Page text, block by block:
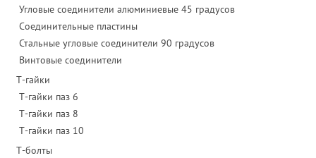
Угловые соединители алюминиевые 45 градусов
Соединительные пластины
Стальные угловые соединители 90 градусов
Винтовые соединители
Т-гайки
Т-гайки паз 6
Т-гайки паз 8
Т-гайки паз 10
Т-болты